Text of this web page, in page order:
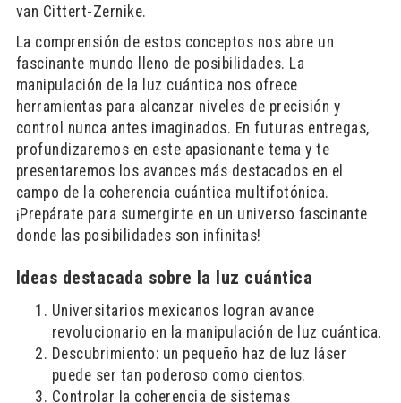
van Cittert-Zernike.
La comprensión de estos conceptos nos abre un
fascinante mundo lleno de posibilidades. La
manipulación de la luz cuántica nos ofrece
herramientas para alcanzar niveles de precisión y
control nunca antes imaginados. En futuras entregas,
profundizaremos en este apasionante tema y te
presentaremos los avances más destacados en el
campo de la coherencia cuántica multifotónica.
¡Prepárate para sumergirte en un universo fascinante
donde las posibilidades son infinitas!
Ideas destacada sobre la luz cuántica
Universitarios mexicanos logran avance
revolucionario en la manipulación de luz cuántica.
Descubrimiento: un pequeño haz de luz láser
puede ser tan poderoso como cientos.
Controlar la coherencia de sistemas